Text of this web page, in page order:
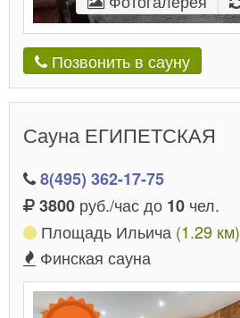
Позвонить в сауну
Сауна ЕГИПЕТСКАЯ
8(495) 362-17-75
3800 руб./час до 10 чел.
Площадь Ильича (1.29 км)
Финская сауна